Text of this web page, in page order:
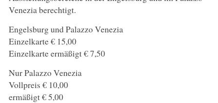
Venezia berechtigt.
Engelsburg und Palazzo Venezia
Einzelkarte € 15,00
Einzelkarte ermäßigt € 7,50
Nur Palazzo Venezia
Vollpreis € 10,00
ermäßigt € 5,00